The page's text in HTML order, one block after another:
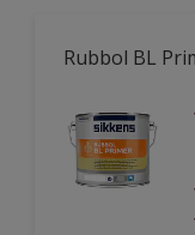
Rubbol BL